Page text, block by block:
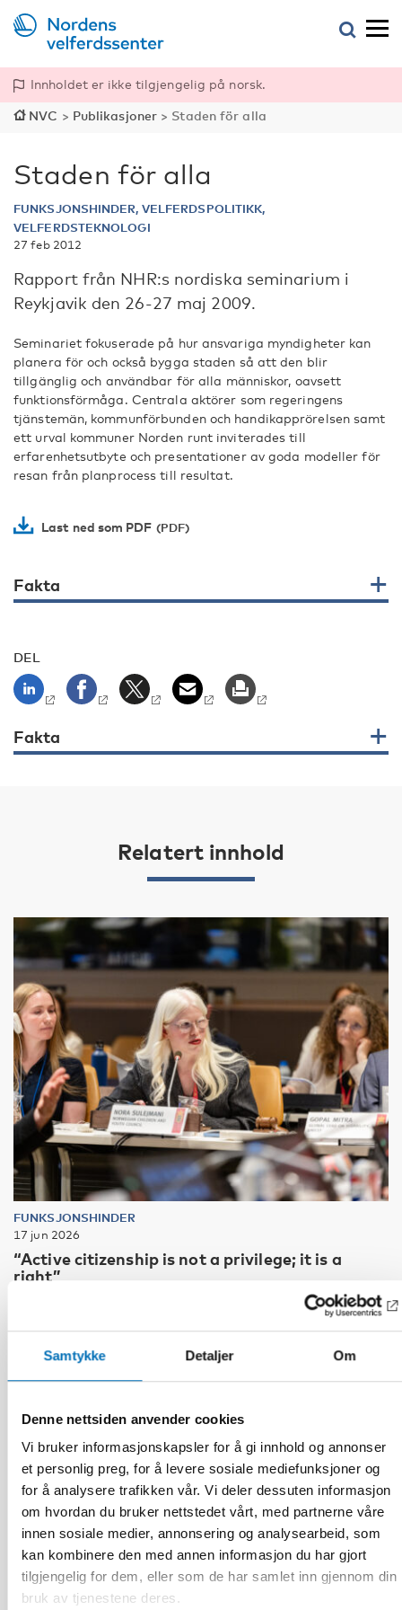
Samtykke Detaljer Om
Denne nettsiden anvender cookies
Vi bruker informasjonskapsler for å gi innhold og annonser
et personlig preg, for å levere sosiale mediefunksjoner og
for å analysere trafikken vår. Vi deler dessuten informasjon
om hvordan du bruker nettstedet vårt, med partnerne våre
innen sosiale medier, annonsering og analysearbeid, som
kan kombinere den med annen informasjon du har gjort
tilgjengelig for dem, eller som de har samlet inn gjennom din
bruk av tjenestene deres.
Innholdet er ikke tilgjengelig på norsk.
NVC > Publikasjoner > Staden för alla
Staden för alla
FUNKSJONSHINDER, VELFERDSPOLITIKK,
VELFERDSTEKNOLOGI
27 feb 2012
Rapport från NHR:s nordiska seminarium i
Reykjavik den 26-27 maj 2009.
Seminariet fokuserade på hur ansvariga myndigheter kan
planera för och också bygga staden så att den blir
tillgänglig och användbar för alla människor, oavsett
funktionsförmåga. Centrala aktörer som regeringens
tjänstemän, kommunförbunden och handikapprörelsen samt
ett urval kommuner Norden runt inviterades till
erfarenhetsutbyte och presentationer av goda modeller för
resan från planprocess till resultat.
Last ned som PDF
Fakta
DEL
Fakta
Relatert innhold
FUNKSJONSHINDER
17 jun 2026
“Active citizenship is not a privilege; it is a
right”